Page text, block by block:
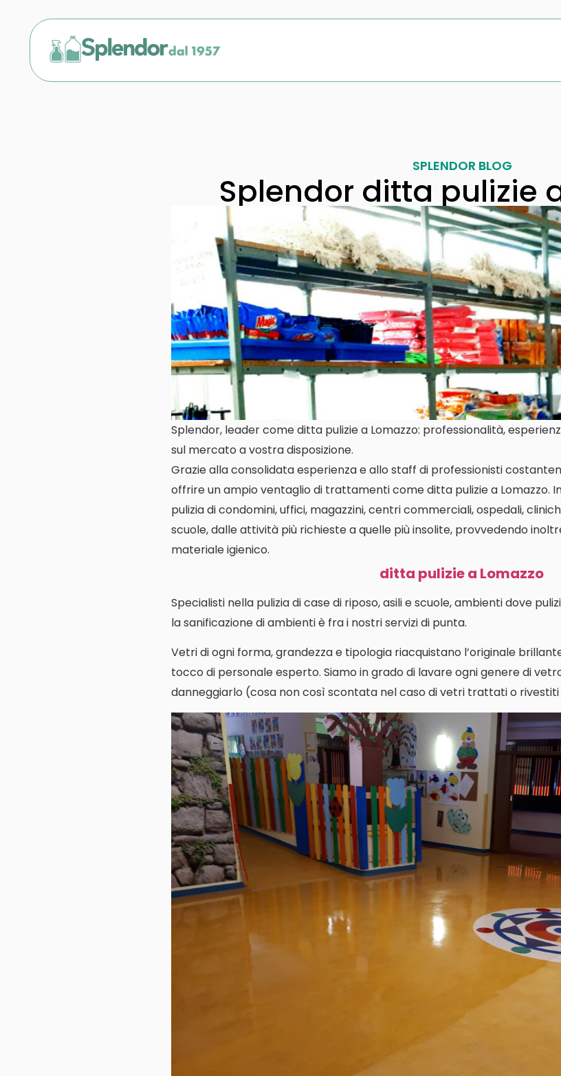
SPLENDOR BLOG
Splendor ditta pulizie
Splendor, leader come ditta pulizie a Lomazzo: professionalità,
sul mercato a vostra disposizione.
Grazie alla consolidata esperienza e allo staff di professionisti
offrire un ampio ventaglio di trattamenti come ditta pulizie a Lomazzo.
pulizia di condomini, uffici, magazzini, centri commerciali, ospedali,
scuole, dalle attività più richieste a quelle più insolite, provvedendo
materiale igienico.
ditta pulizie a Lomazzo
Specialisti nella pulizia di case di riposo, asili e scuole, ambienti dove
la sanificazione di ambienti è fra i nostri servizi di punta.
Vetri di ogni forma, grandezza e tipologia riacquistano l’originale
tocco di personale esperto. Siamo in grado di lavare ogni genere di
danneggiarlo (cosa non così scontata nel caso di vetri trattati o